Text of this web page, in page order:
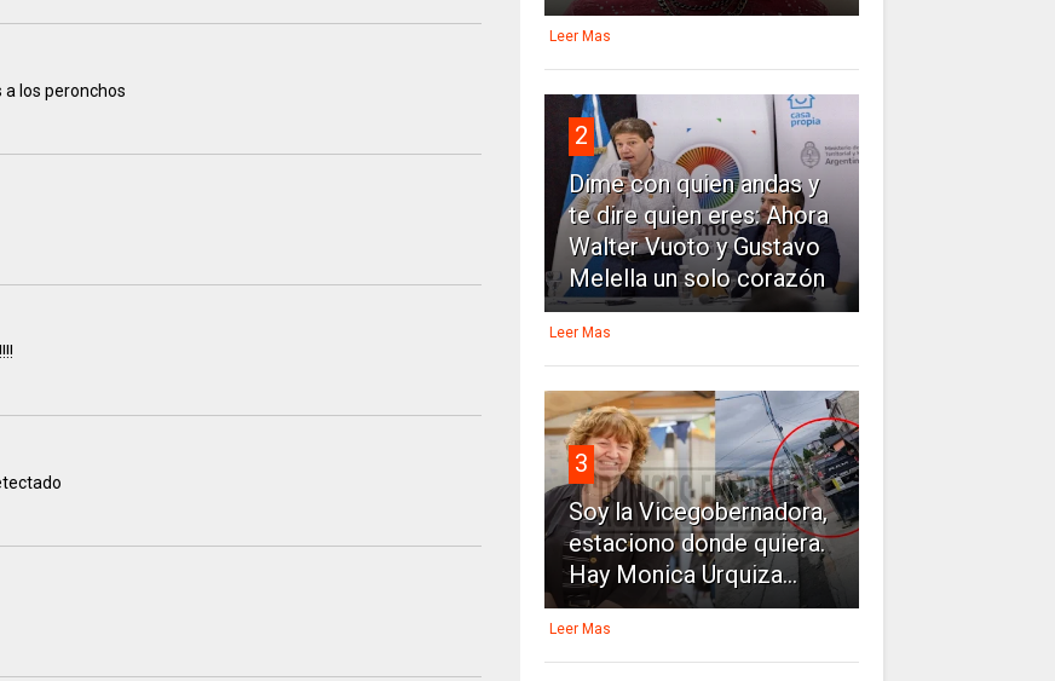
a los peronchos
Leer Mas
2
Dime con quien andas y
te dire quien eres: Ahora
Walter Vuoto y Gustavo
Melella un solo corazón
Leer Mas
3
Soy la Vicegobernadora,
estaciono donde quiera.
Hay Monica Urquiza...
Leer Mas